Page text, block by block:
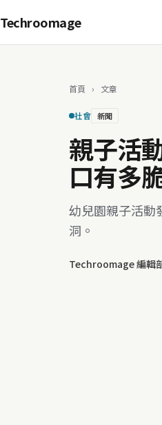
Techroomage
首頁 › 文章
社會 新聞
親子活
口有多
幼兒園親子活動
洞。
Techroomage 編輯